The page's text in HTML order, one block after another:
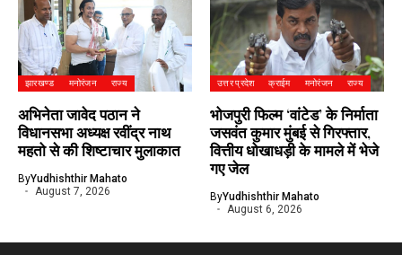
झारखण्ड मनोरंजन राज्य
अभिनेता जावेद पठान ने
विधानसभा अध्यक्ष रवींद्र नाथ
महतो से की शिष्टाचार मुलाकात
ByYudhishthir Mahato
August 7, 2026
उत्तर प्रदेश क्राईम मनोरंजन राज्य
भोजपुरी फिल्म ‘वांटेड’ के निर्माता
जसवंत कुमार मुंबई से गिरफ्तार,
वित्तीय धोखाधड़ी के मामले में भेजे
गए जेल
ByYudhishthir Mahato
August 6, 2026